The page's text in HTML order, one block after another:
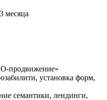
месяца
продвижение»
установка форм,
семантики, лендинги,